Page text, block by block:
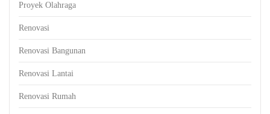
Proyek Olahraga
Renovasi
Renovasi Bangunan
Renovasi Lantai
Renovasi Rumah